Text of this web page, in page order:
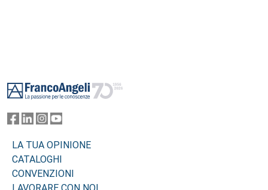
LA TUA OPINIONE
CATALOGHI
CONVENZIONI